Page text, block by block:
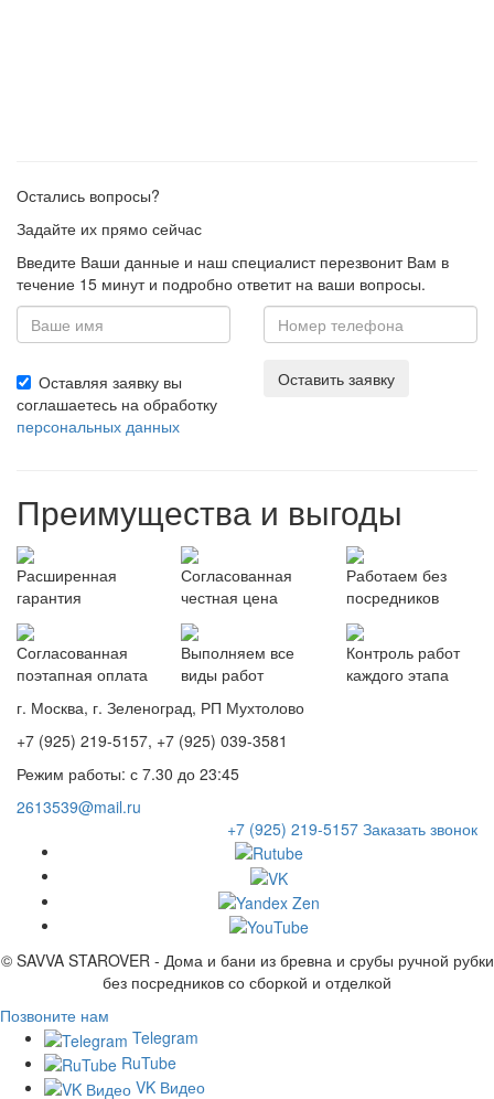
Остались вопросы?
Задайте их прямо сейчас
Введите Ваши данные и наш специалист перезвонит Вам в
течение 15 минут и подробно ответит на ваши вопросы.
Оставляя заявку вы
соглашаетесь на обработку
персональных данных
Оставить заявку
Преимущества и выгоды
Расширенная
гарантия
Согласованная
честная цена
Работаем без
посредников
Согласованная
поэтапная оплата
Выполняем все
виды работ
Контроль работ
каждого этапа
г. Москва, г. Зеленоград, РП Мухтолово
+7 (925) 219-5157, +7 (925) 039-3581
Режим работы: с 7.30 до 23:45
2613539@mail.ru
+7 (925) 219-5157 Заказать звонок
© SAVVA STAROVER - Дома и бани из бревна и срубы ручной рубки
без посредников со сборкой и отделкой
Позвоните нам
Telegram
RuTube
VK Видео